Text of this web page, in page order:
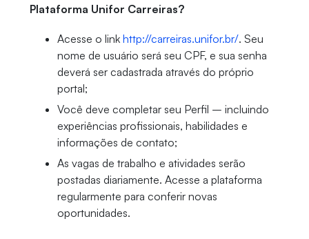
Plataforma Unifor Carreiras?
Acesse o link http://carreiras.unifor.br/. Seu
nome de usuário será seu CPF, e sua senha
deverá ser cadastrada através do próprio
portal;
Você deve completar seu Perfil – incluindo
experiências profissionais, habilidades e
informações de contato;
As vagas de trabalho e atividades serão
postadas diariamente. Acesse a plataforma
regularmente para conferir novas
oportunidades.